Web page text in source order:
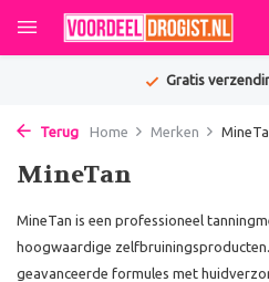
Gratis
Terug Home Merken
MineTan
MineTan is een professioneel
hoogwaardige
geavanceerde formules met